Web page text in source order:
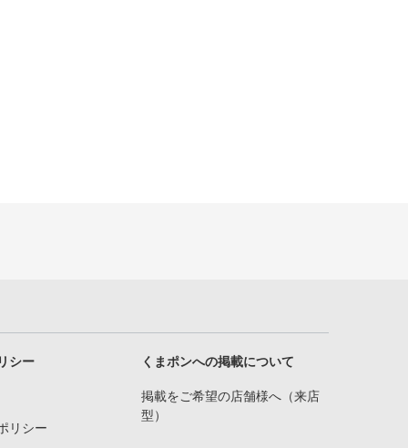
シー
リシー
くまポンへの掲載について
掲載をご希望の店舗様へ（来店
型）